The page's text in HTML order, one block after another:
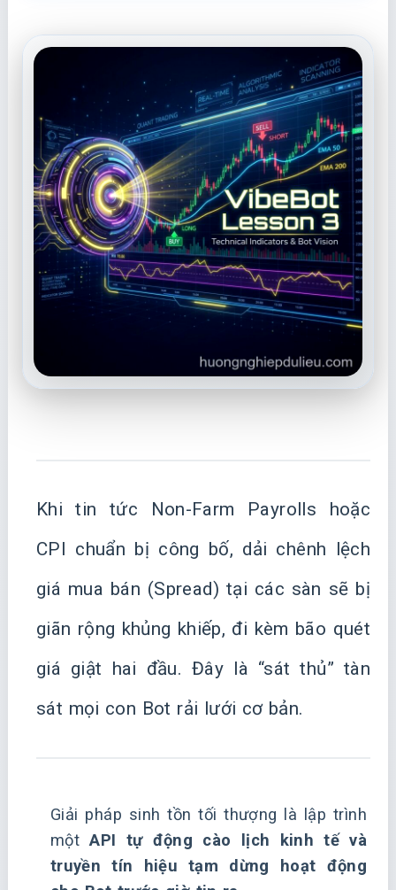
Khi tin tức Non-Farm Payrolls hoặc
CPI chuẩn bị công bố, dải chênh lệch
giá mua bán (Spread) tại các sàn sẽ bị
giãn rộng khủng khiếp, đi kèm bão quét
giá giật hai đầu. Đây là “sát thủ” tàn
sát mọi con Bot rải lưới cơ bản.
Giải pháp sinh tồn tối thượng là lập trình
mộtAPI tự động cào lịch kinh tế và
truyền tín hiệu tạm dừng hoạt động